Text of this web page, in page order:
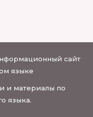
сайт
языке
и материалы по
языка.